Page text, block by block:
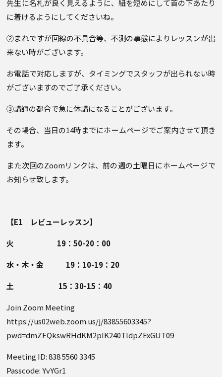
先生に名札が良く見えるように、紐を短めにして首の下あたり
に着けるようにしてくださいね。
②まれですが回線の不具合等、不測の事態によりレッスンが出
来ない時がございます。
お電話で対応しますが、タイミングでスタッフが出られない時
がございますのでご了承ください。
③講師の都合で急に休講になることがございます。
その場合、当日の14時までにホームページでご案内させて頂き
ます。
また次回のZoomリンクは、前の週の土曜日にホームページで
お知らせ致します。
【E1 レビューレッスン】
火 19：50-20：00
水・木・金 19：10-19：20
土 15：30-15：40
Join Zoom Meeting
https://us02web.zoom.us/j/83855603345?
pwd=dmZFQkswRHdKM2pIK240TldpZExGUT09
Meeting ID: 838 5560 3345
Passcode: YvYGr1